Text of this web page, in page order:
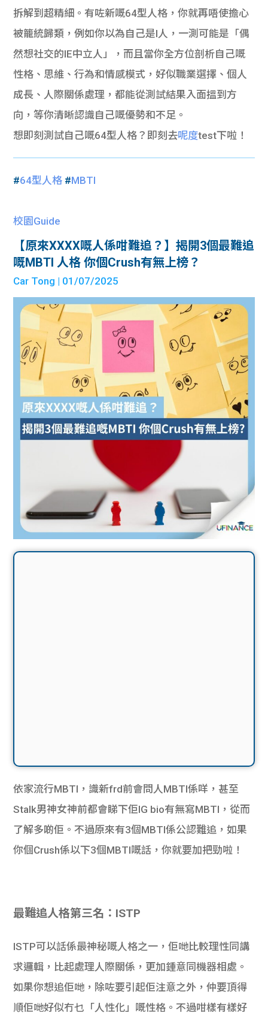
拆解到超精細。有咗新嘅64型人格，你就再唔使擔心
被籠統歸類，例如你以為自己是I人，一測可能是「偶
然想社交的IE中立人」，而且當你全方位剖析自己嘅
性格、思維、行為和情感模式，好似職業選擇、個人
成長、人際關係處理，都能從測試結果入面搵到方
向，等你清晰認識自己嘅優勢和不足。
想即刻測試自己嘅64型人格？即刻去呢度test下啦！
#64型人格 #MBTI
校園Guide
【原來XXXX嘅人係咁難追？】揭開3個最難追
嘅MBTI 人格 你個Crush有無上榜？
Car Tong | 01/07/2025
依家流行MBTI，識新frd前會問人MBTI係咩，甚至
Stalk男神女神前都會睇下佢IG bio有無寫MBTI，從而
了解多啲佢。不過原來有3個MBTI係公認難追，如果
你個Crush係以下3個MBTI嘅話，你就要加把勁啦！
最難追人格第三名：ISTP
ISTP可以話係最神秘嘅人格之一，佢哋比較理性同講
求邏輯，比起處理人際關係，更加鍾意同機器相處。
如果你想追佢哋，除咗要引起佢注意之外，仲要頂得
順佢哋好似冇乜「人性化」嘅性格。不過咁樣有樣好